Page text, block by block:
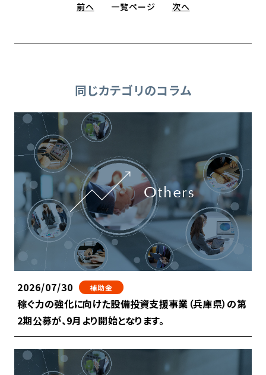
前へ 一覧ページ 次へ
同じカテゴリのコラム
2026/07/30 補助金
稼ぐ力の強化に向けた設備投資支援事業（兵庫県）の第
2期公募が、9月より開始となります。